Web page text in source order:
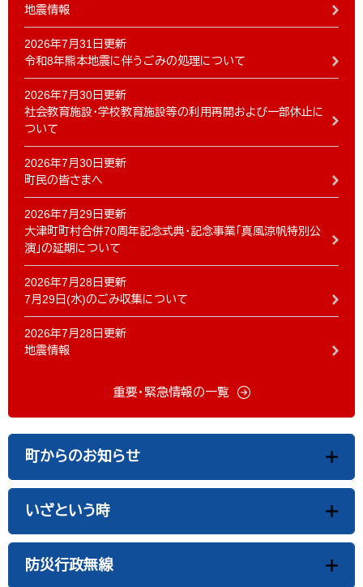
地震情報
2026年7月31日更新
令和8年熊本地震に伴うごみの処理について
2026年7月30日更新
社会教育施設・学校教育施設等の利用再開および一部休止に
ついて
2026年7月30日更新
町民の皆さまへ
2026年7月29日更新
大津町町村合併70周年記念式典・記念事業「真風涼帆特別公
演」の延期について
2026年7月28日更新
7月29日(水)のごみ収集について
2026年7月28日更新
地震情報
重要・緊急情報の一覧
町からのお知らせ
いざという時
防災行政無線